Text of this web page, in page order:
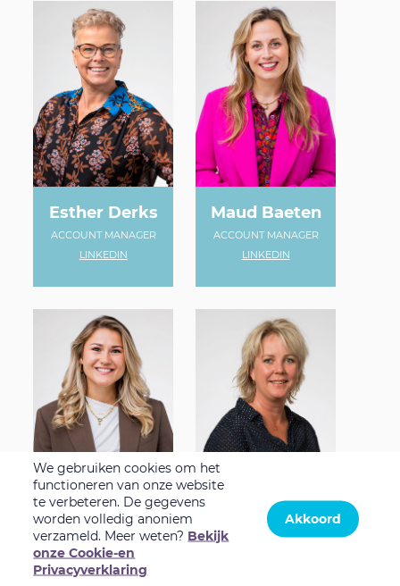
Esther Derks
ACCOUNT MANAGER
LINKEDIN
Maud Baeten
ACCOUNT MANAGER
LINKEDIN
Floor van
Beijsterveldt
PRODUCT SPECIALIST
LINKEDIN
Danielle Beljon
ACCOUNT MANAGER
We gebruiken cookies om het
functioneren van onze website
te verbeteren. De gegevens
worden volledig anoniem
verzameld. Meer weten? Bekijk
onze Cookie-en
Privacyverklaring
Akkoord